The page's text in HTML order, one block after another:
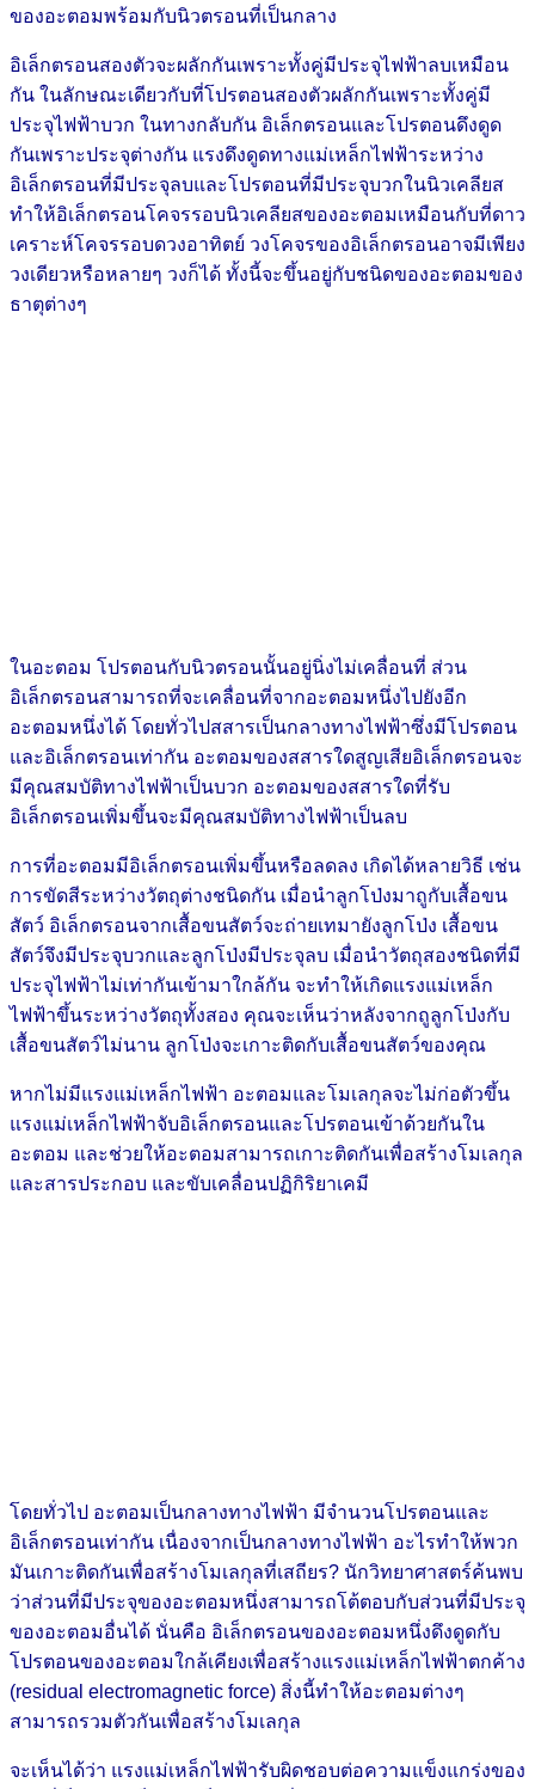
ของอะตอมพร้อมกับนิวตรอนที่เป็นกลาง
อิเล็กตรอนสองตัวจะผลักกันเพราะทั้งคู่มีประจุไฟฟ้าลบเหมือน
กัน ในลักษณะเดียวกับที่โปรตอนสองตัวผลักกันเพราะทั้งคู่มี
ประจุไฟฟ้าบวก ในทางกลับกัน อิเล็กตรอนและโปรตอนดึงดูด
กันเพราะประจุต่างกัน แรงดึงดูดทางแม่เหล็กไฟฟ้าระหว่าง
อิเล็กตรอนที่มีประจุลบและโปรตอนที่มีประจุบวกในนิวเคลียส
ทำให้อิเล็กตรอนโคจรรอบนิวเคลียสของอะตอมเหมือนกับที่ดาว
เคราะห์โคจรรอบดวงอาทิตย์ วงโคจรของอิเล็กตรอนอาจมีเพียง
วงเดียวหรือหลายๆ วงก็ได้ ทั้งนี้จะขึ้นอยู่กับชนิดของอะตอมของ
ธาตุต่างๆ
ในอะตอม โปรตอนกับนิวตรอนนั้นอยู่นิ่งไม่เคลื่อนที่ ส่วน
อิเล็กตรอนสามารถที่จะเคลื่อนที่จากอะตอมหนึ่งไปยังอีก
อะตอมหนึ่งได้ โดยทั่วไปสสารเป็นกลางทางไฟฟ้าซึ่งมีโปรตอน
และอิเล็กตรอนเท่ากัน อะตอมของสสารใดสูญเสียอิเล็กตรอนจะ
มีคุณสมบัติทางไฟฟ้าเป็นบวก อะตอมของสสารใดที่รับ
อิเล็กตรอนเพิ่มขึ้นจะมีคุณสมบัติทางไฟฟ้าเป็นลบ
การที่อะตอมมีอิเล็กตรอนเพิ่มขึ้นหรือลดลง เกิดได้หลายวิธี เช่น
การขัดสีระหว่างวัตถุต่างชนิดกัน เมื่อนำลูกโป่งมาถูกับเสื้อขน
สัตว์ อิเล็กตรอนจากเสื้อขนสัตว์จะถ่ายเทมายังลูกโป่ง เสื้อขน
สัตว์จึงมีประจุบวกและลูกโป่งมีประจุลบ เมื่อนำวัตถุสองชนิดที่มี
ประจุไฟฟ้าไม่เท่ากันเข้ามาใกล้กัน จะทำให้เกิดแรงแม่เหล็ก
ไฟฟ้าขึ้นระหว่างวัตถุทั้งสอง คุณจะเห็นว่าหลังจากถูลูกโป่งกับ
เสื้อขนสัตว์ไม่นาน ลูกโป่งจะเกาะติดกับเสื้อขนสัตว์ของคุณ
หากไม่มีแรงแม่เหล็กไฟฟ้า อะตอมและโมเลกุลจะไม่ก่อตัวขึ้น
แรงแม่เหล็กไฟฟ้าจับอิเล็กตรอนและโปรตอนเข้าด้วยกันใน
อะตอม และช่วยให้อะตอมสามารถเกาะติดกันเพื่อสร้างโมเลกุล
และสารประกอบ และขับเคลื่อนปฏิกิริยาเคมี
โดยทั่วไป อะตอมเป็นกลางทางไฟฟ้า มีจำนวนโปรตอนและ
อิเล็กตรอนเท่ากัน เนื่องจากเป็นกลางทางไฟฟ้า อะไรทำให้พวก
มันเกาะติดกันเพื่อสร้างโมเลกุลที่เสถียร? นักวิทยาศาสตร์ค้นพบ
ว่าส่วนที่มีประจุของอะตอมหนึ่งสามารถโต้ตอบกับส่วนที่มีประจุ
ของอะตอมอื่นได้ นั่นคือ อิเล็กตรอนของอะตอมหนึ่งดึงดูดกับ
โปรตอนของอะตอมใกล้เคียงเพื่อสร้างแรงแม่เหล็กไฟฟ้าตกค้าง
(residual electromagnetic force) สิ่งนี้ทำให้อะตอมต่างๆ
สามารถรวมตัวกันเพื่อสร้างโมเลกุล
จะเห็นได้ว่า แรงแม่เหล็กไฟฟ้ารับผิดชอบต่อความแข็งแกร่งของ